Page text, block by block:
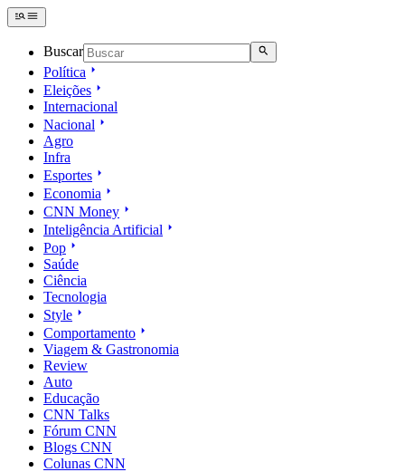
Buscar
Política
Eleições
Internacional
Nacional
Agro
Infra
Esportes
Economia
CNN Money
Inteligência Artificial
Pop
Saúde
Ciência
Tecnologia
Style
Comportamento
Viagem & Gastronomia
Review
Auto
Educação
CNN Talks
Fórum CNN
Blogs CNN
Colunas CNN